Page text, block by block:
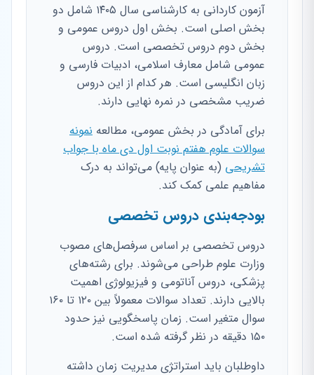
آزمون کاردانی به کارشناسی سال ۱۴۰۵ شامل دو
بخش اصلی است. بخش اول دروس عمومی و
بخش دوم دروس تخصصی است. دروس
عمومی شامل معارف اسلامی، ادبیات فارسی و
زبان انگلیسی است. هر کدام از این دروس
ضریب مشخصی در نمره نهایی دارند.
برای آمادگی در بخش عمومی، مطالعه نمونه
سوالات علوم هفتم نوبت اول دی ماه با جواب
تشریحی (به عنوان پایه) می‌تواند به درک
مفاهیم علمی کمک کند.
بودجه‌بندی دروس تخصصی
دروس تخصصی بر اساس سرفصل‌های مصوب
وزارت علوم طراحی می‌شوند. برای رشته‌های
پزشکی، دروس آناتومی و فیزیولوژی اهمیت
بالایی دارند. تعداد سوالات معمولاً بین ۱۲۰ تا ۱۶۰
سوال متغیر است. زمان پاسخگویی نیز حدود
۱۵۰ دقیقه در نظر گرفته شده است.
داوطلبان باید استراتژی مدیریت زمان داشته